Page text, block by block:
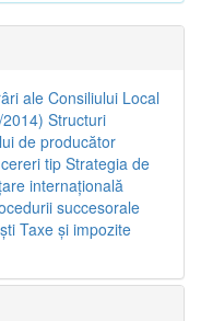
ale Consiliului Local
Structuri
de producător
tipStrategia de
internaţională
succesorale
Taxe şi impozite